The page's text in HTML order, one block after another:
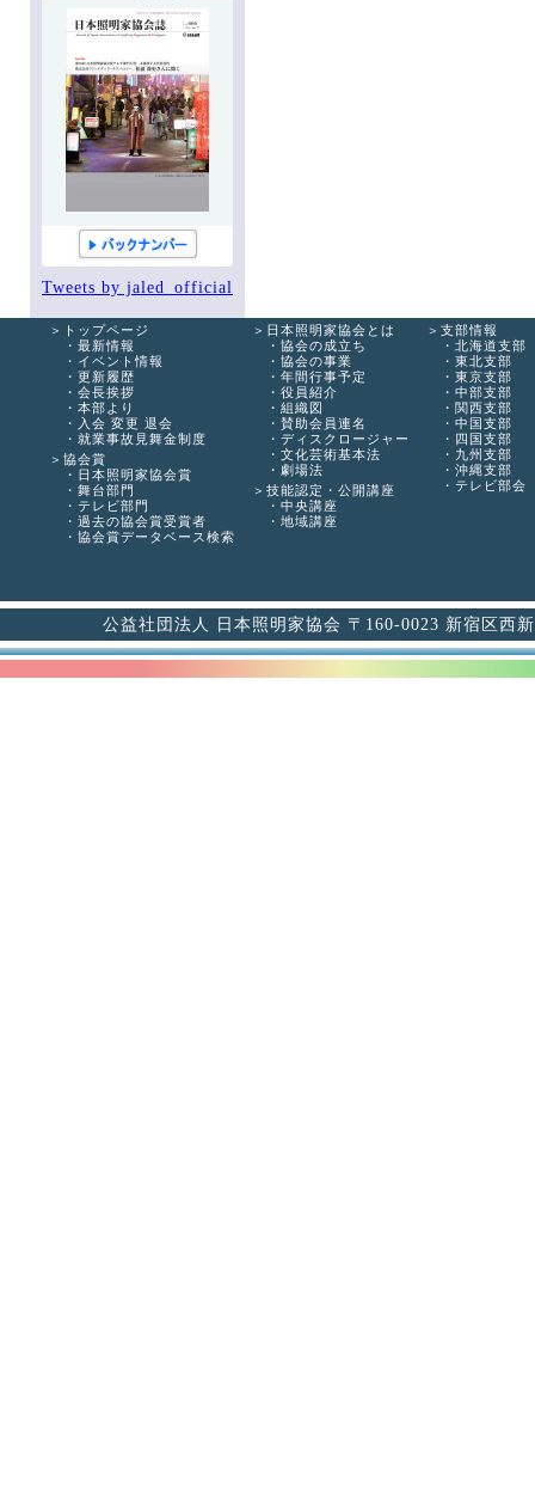
技術委員会
顕彰委員会
広報委員会
出版委員会
国際委員会
手帳編集作業部会
新人講座作業部会
知っ得 法律
エッセイ
全国ホール・劇場一覧
各種購入・購読の申込み
協会誌こぼれ話
掲示板
協会誌アーカイブ
登録情報
Tweets by jaled_official
トップページ
最新情報
イベント情報
更新履歴
会長挨拶
本部より
入会 変更 退会
就業事故見舞金制度
協会賞
日本照明家協会賞
舞台部門
テレビ部門
過去の協会賞受賞者
協会賞データベース検索
日本照明家協会とは
協会の成立ち
協会の事業
年間行事予定
役員紹介
組織図
賛助会員連名
ディスクロージャー
文化芸術基本法
劇場法
技能認定・公開講座
中央講座
地域講座
支部情報
北海道支部
東北支部
東京支部
中部支部
関西支部
中国支部
四国支部
九州支部
沖縄支部
テレビ部会
公益社団法人 日本照明家協会 〒160-0023 新宿区西